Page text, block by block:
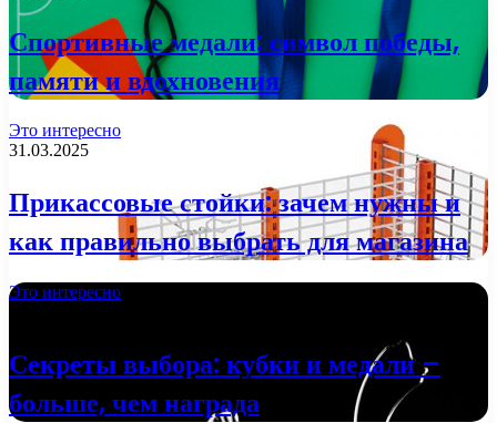
Спортивные медали: символ победы,
памяти и вдохновения
Это интересно
31.03.2025
Прикассовые стойки: зачем нужны и
как правильно выбрать для магазина
Это интересно
Секреты выбора: кубки и медали –
больше, чем награда